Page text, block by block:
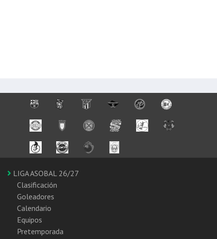
LIGA ASOBAL 26/27
Clasificación
Goleadores
Calendario
Equipos
Pretemporada